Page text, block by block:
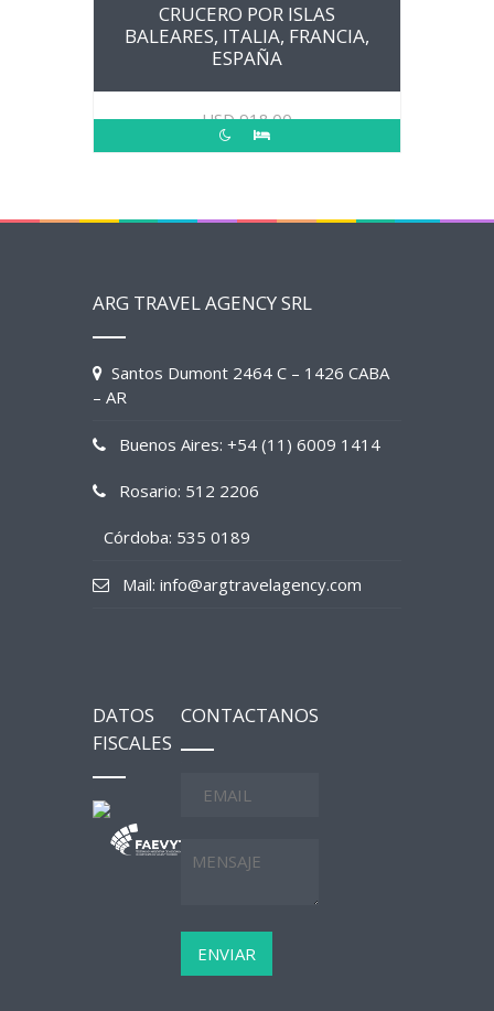
CRUCERO POR ISLAS
BALEARES, ITALIA, FRANCIA,
ESPAÑA
USD918.00
ARG TRAVEL AGENCY SRL
Santos Dumont 2464 C – 1426 CABA
– AR
Buenos Aires: +54 (11) 6009 1414
Rosario: 512 2206
Córdoba: 535 0189
Mail: info@argtravelagency.com
DATOS
FISCALES
CONTACTANOS